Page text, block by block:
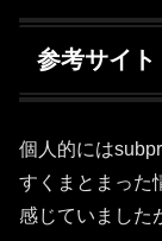
参考サイト
個人的には
すくまとまった
感じていました